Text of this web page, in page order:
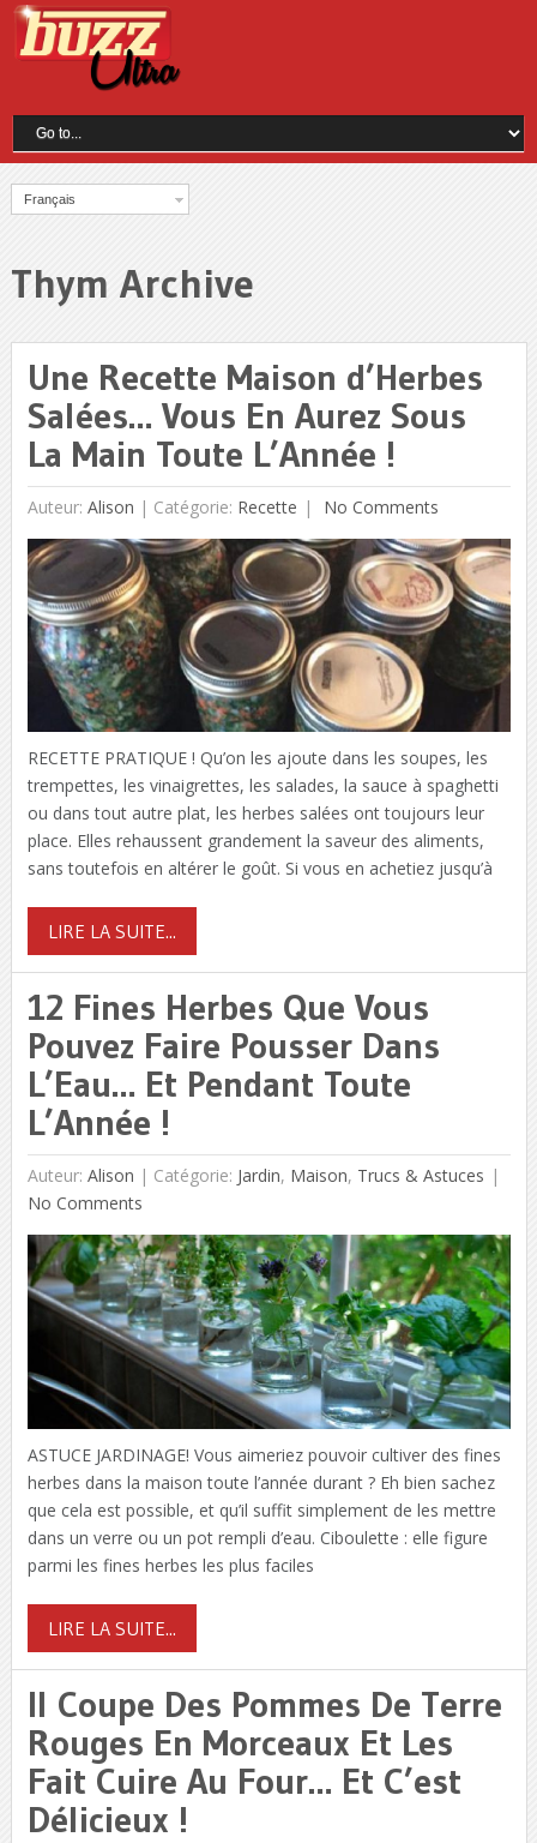
Français
Thym Archive
Une Recette Maison d’Herbes
Salées… Vous En Aurez Sous
La Main Toute L’Année !
Auteur: Alison | Catégorie: Recette No Comments
RECETTE PRATIQUE ! Qu’on les ajoute dans les soupes, les
trempettes, les vinaigrettes, les salades, la sauce à spaghetti
ou dans tout autre plat, les herbes salées ont toujours leur
place. Elles rehaussent grandement la saveur des aliments,
sans toutefois en altérer le goût. Si vous en achetiez jusqu’à
LIRE LA SUITE...
12 Fines Herbes Que Vous
Pouvez Faire Pousser Dans
L’Eau… Et Pendant Toute
L’Année !
Auteur: Alison | Catégorie: Jardin, Maison, Trucs & Astuces
No Comments
ASTUCE JARDINAGE! Vous aimeriez pouvoir cultiver des fines
herbes dans la maison toute l’année durant ? Eh bien sachez
que cela est possible, et qu’il suffit simplement de les mettre
dans un verre ou un pot rempli d’eau. Ciboulette : elle figure
parmi les fines herbes les plus faciles
LIRE LA SUITE...
Il Coupe Des Pommes De Terre
Rouges En Morceaux Et Les
Fait Cuire Au Four… Et C’est
Délicieux !